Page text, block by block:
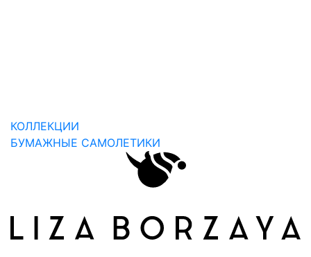
КОЛЛЕКЦИИ
БУМАЖНЫЕ САМОЛЕТИКИ